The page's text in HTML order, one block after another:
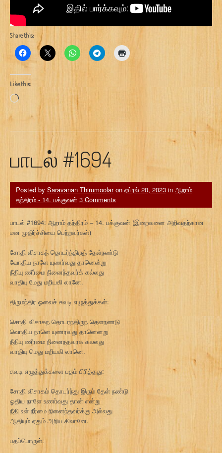
Share this:
Like this:
Loading…
பாடல் #1694
Posted by Saravanan Thirumoolaron ஏப்ரல் 20, 2023 in ஆறாம்
தந்திரம் - 14. பக்குவன் 3 Comments
பாடல் #1694: ஆறாம் தந்திரம் – 14. பக்குவன் (இறைவனை அறிவதற்கான
மன முதிர்ச்சியை பெற்றவர்கள்)
சோதி விசாகந் தொடர்ந்திருந் தேள்நண்டு
வோதிய நாளே யுணர்வது தானென்று
நீதியு ணீர்மை நினைந்தவர்க் கல்லது
வாதியு மேது மறியகி லானே.
திருமந்திர ஓலைச் சுவடி எழுத்துக்கள்:
சொதி விசாகந தொடரநதிருந தெளநணடு
வொதிய நாளெ யுணரவது தானெனறு
நீதியு ணீரமை நினைநதவரக கலலது
வாதியு மெது மறியகி லானெ.
சுவடி எழுத்துக்களை பதம் பிரித்தது:
சோதி விசாகம் தொடர்ந்து இரும் தேள் நண்டு
ஓதிய நாளே உணர்வது தான் என்று
நீதி உள் நீர்மை நினைந்தவர்க்கு அல்லது
ஆதியும் ஏதும் அறிய கிலானே.
பதப்பொருள்: